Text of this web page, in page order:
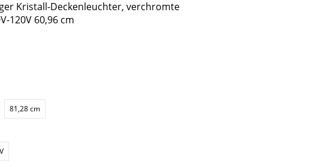
Kristall-Deckenleuchter, verchromte
120V 60,96 cm
81,28 cm